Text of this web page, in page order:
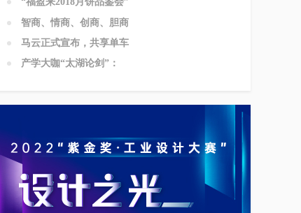
智商、情商、创商、胆商
马云正式宣布，共享单车
产学大咖“太湖论剑”：